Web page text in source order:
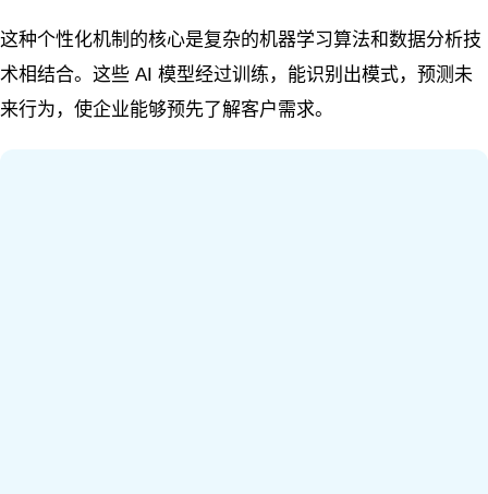
这种个性化机制的核心是复杂的机器学习算法和数据分析技
术相结合。这些 AI 模型经过训练，能识别出模式，预测未
来行为，使企业能够预先了解客户需求。